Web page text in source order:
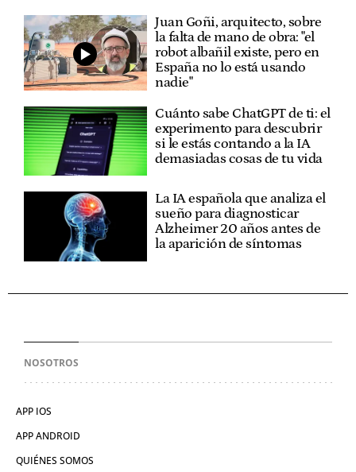
Juan Goñi, arquitecto, sobre
la falta de mano de obra: "el
robot albañil existe, pero en
España no lo está usando
nadie"
Cuánto sabe ChatGPT de ti: el
experimento para descubrir
si le estás contando a la IA
demasiadas cosas de tu vida
La IA española que analiza el
sueño para diagnosticar
Alzheimer 20 años antes de
la aparición de síntomas
NOSOTROS
APP IOS
APP ANDROID
QUIÉNES SOMOS